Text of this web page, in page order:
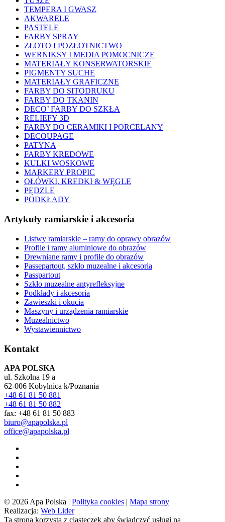
TEMPERA I GWASZ
AKWARELE
PASTELE
FARBY SPRAY
ZŁOTO I POZŁOTNICTWO
WERNIKSY I MEDIA POMOCNICZE
MATERIAŁY KONSERWATORSKIE
PIGMENTY SUCHE
MATERIAŁY GRAFICZNE
FARBY DO SITODRUKU
FARBY DO TKANIN
DECO’ FARBY DO SZKŁA
RELIEFY 3D
FARBY DO CERAMIKI I PORCELANY
DECOUPAGE
PATYNA
FARBY KREDOWE
KULKI WOSKOWE
MARKERY PROPIC
OŁÓWKI, KREDKI & WĘGLE
PĘDZLE
PODKŁADY
Artykuły ramiarskie i akcesoria
Listwy ramiarskie – ramy do oprawy obrazów
Profile i ramy aluminiowe do obrazów
Drewniane ramy i profile do obrazów
Passepartout, szkło muzealne i akcesoria
Passpartout
Szkło muzealne antyrefleksyjne
Podkłady i akcesoria
Zawieszki i okucia
Maszyny i urządzenia ramiarskie
Muzealnictwo
Wystawiennictwo
Kontakt
APA POLSKA
ul. Szkolna 19 a
62-006 Kobylnica k/Poznania
+48 61 81 50 881
+48 61 81 50 882
fax: +48 61 81 50 883
biuro@apapolska.pl
office@apapolska.pl
© 2026 Apa Polska | Polityka cookies | Mapa strony
Realizacja: Web Lider
Ta strona korzysta z ciasteczek aby świadczyć usługi na